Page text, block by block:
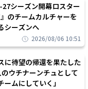
シーズン開幕ロスター
のチームカルチャーを
シーズンへ
2026/08/06 10:51
に待望の帰還を果たした
ウチナーンチュとして
ムにしていく」